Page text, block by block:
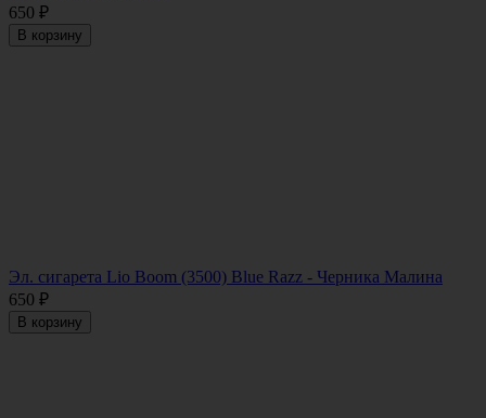
650 ₽
В корзину
Эл. сигарета Lio Boom (3500) Blue Razz - Черника Малина
650 ₽
В корзину